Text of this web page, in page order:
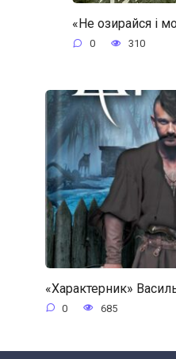
«Не озирайся і
0 310
«Характерник»
0 685